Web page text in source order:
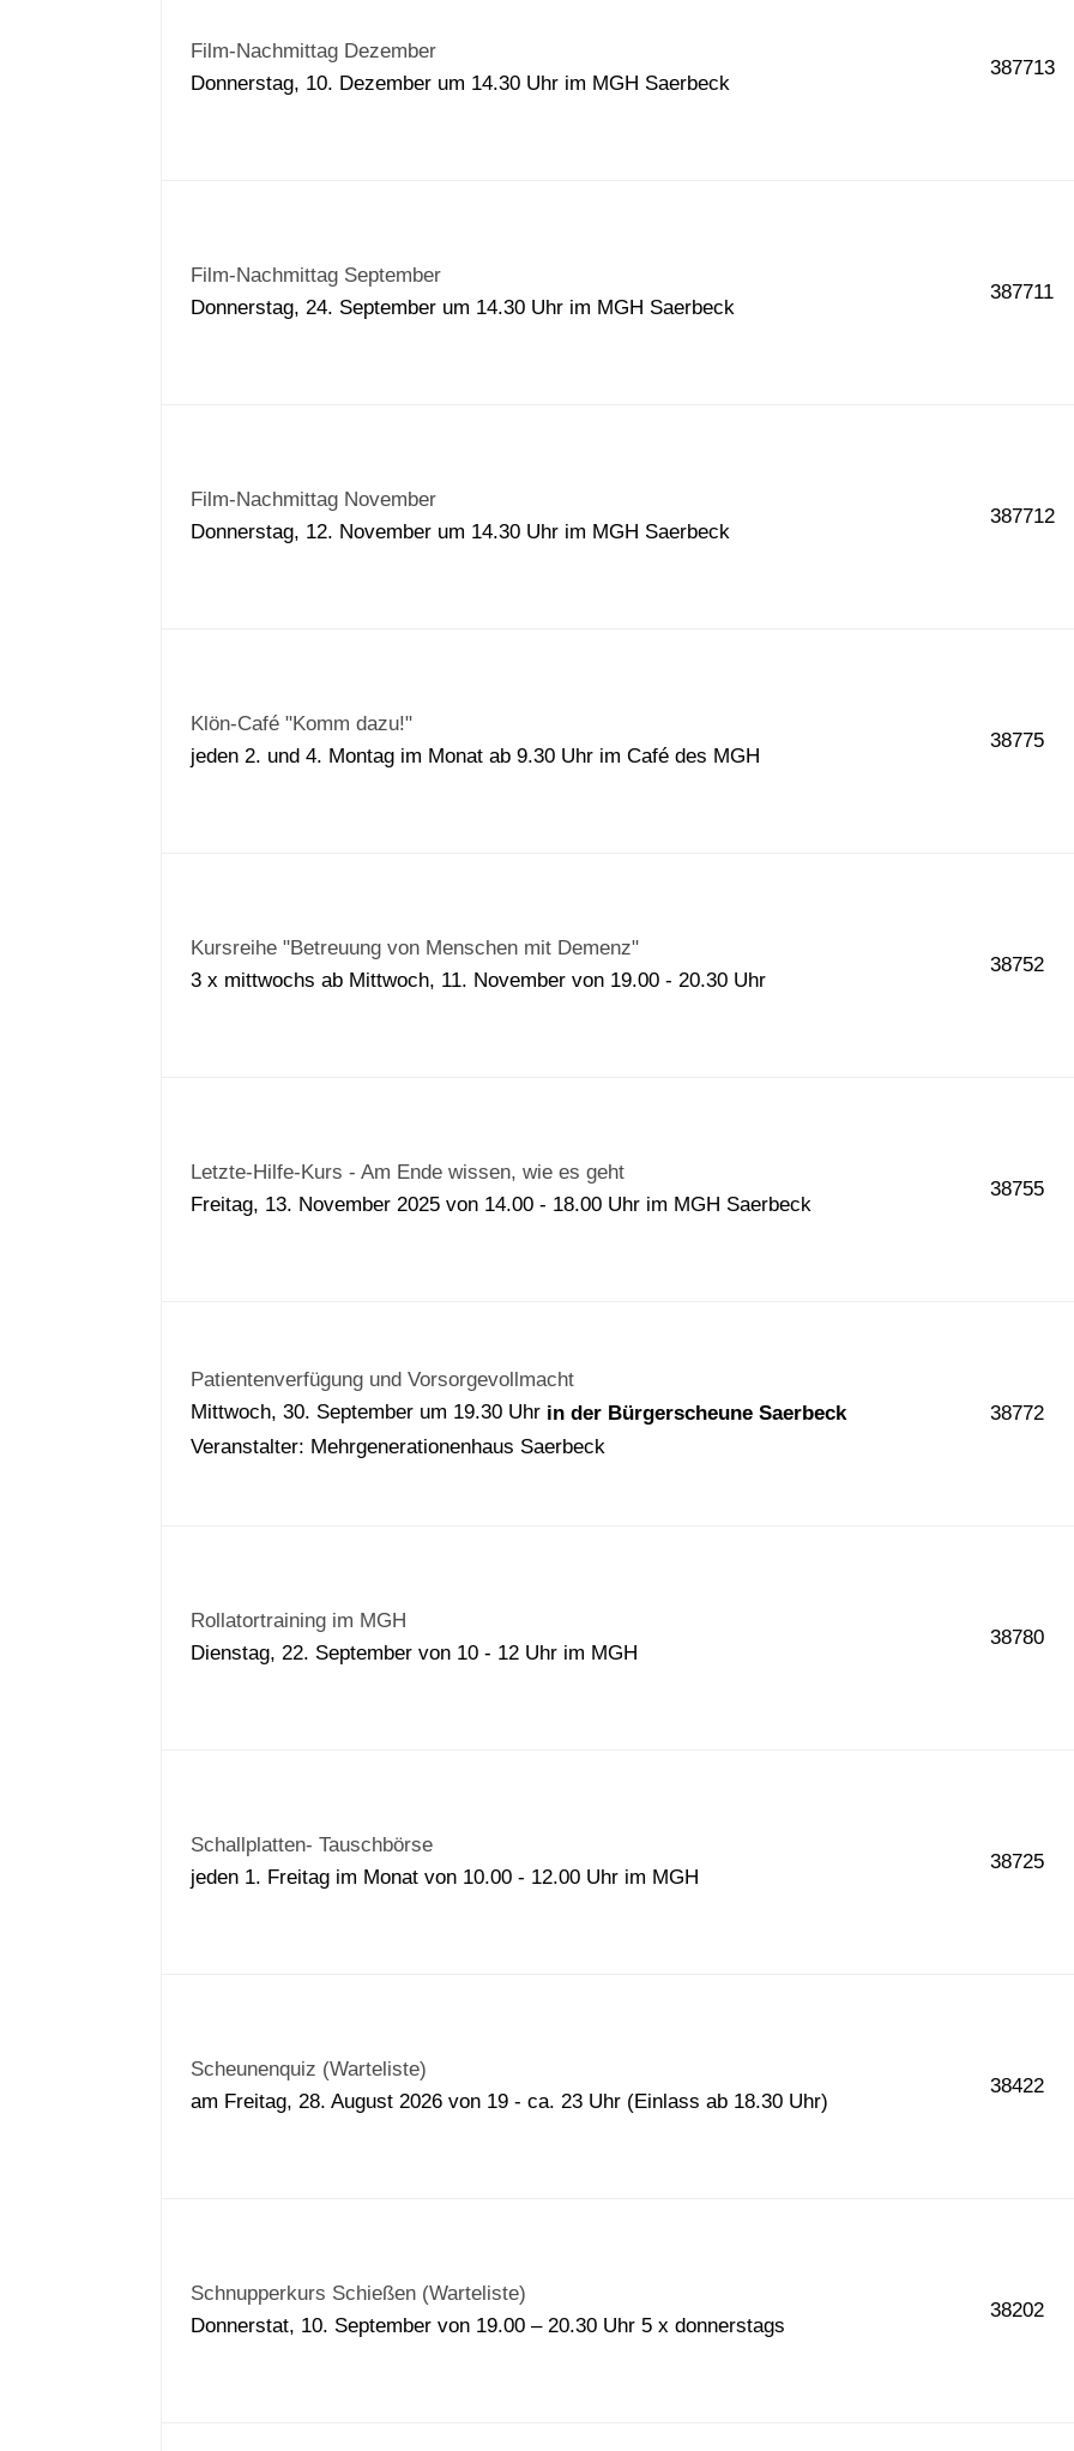
Film-Nachmittag Dezember
Donnerstag, 10. Dezember um 14.30 Uhr im MGH Saerbeck
387713
Film-Nachmittag September
Donnerstag, 24. September um 14.30 Uhr im MGH Saerbeck
387711
Film-Nachmittag November
Donnerstag, 12. November um 14.30 Uhr im MGH Saerbeck
387712
Klön-Café "Komm dazu!"
jeden 2. und 4. Montag im Monat ab 9.30 Uhr im Café des MGH
38775
Kursreihe "Betreuung von Menschen mit Demenz"
3 x mittwochs ab Mittwoch, 11. November von 19.00 - 20.30 Uhr
38752
Letzte-Hilfe-Kurs - Am Ende wissen, wie es geht
Freitag, 13. November 2025 von 14.00 - 18.00 Uhr im MGH Saerbeck
38755
Patientenverfügung und Vorsorgevollmacht
Mittwoch, 30. September um 19.30 Uhr in der Bürgerscheune Saerbeck
Veranstalter: Mehrgenerationenhaus Saerbeck
38772
Rollatortraining im MGH
Dienstag, 22. September von 10 - 12 Uhr im MGH
38780
Schallplatten- Tauschbörse
jeden 1. Freitag im Monat von 10.00 - 12.00 Uhr im MGH
38725
Scheunenquiz (Warteliste)
am Freitag, 28. August 2026 von 19 - ca. 23 Uhr (Einlass ab 18.30 Uhr)
38422
Schnupperkurs Schießen (Warteliste)
Donnerstat, 10. September von 19.00 – 20.30 Uhr 5 x donnerstags
38202